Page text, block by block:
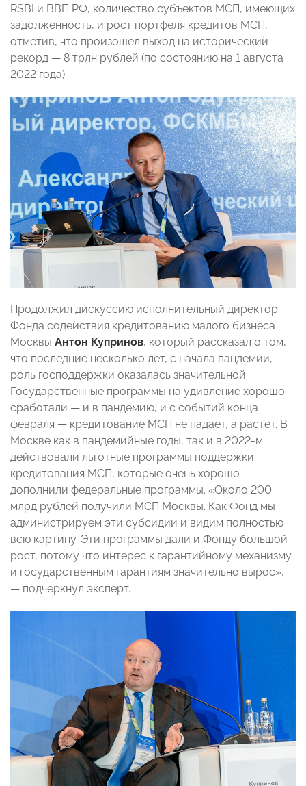
RSBI и ВВП РФ, количество субъектов МСП, имеющих
задолженность, и рост портфеля кредитов МСП,
отметив, что произошел выход на исторический
рекорд — 8 трлн рублей (по состоянию на 1 августа
2022 года).
Продолжил дискуссию исполнительный директор
Фонда содействия кредитованию малого бизнеса
Москвы Антон Купринов, который рассказал о том,
что последние несколько лет, с начала пандемии,
роль господдержки оказалась значительной.
Государственные программы на удивление хорошо
сработали — и в пандемию, и с событий конца
февраля — кредитование МСП не падает, а растет. В
Москве как в пандемийные годы, так и в 2022-м
действовали льготные программы поддержки
кредитования МСП, которые очень хорошо
дополнили федеральные программы. «Около 200
млрд рублей получили МСП Москвы. Как Фонд мы
администрируем эти субсидии и видим полностью
всю картину. Эти программы дали и Фонду большой
рост, потому что интерес к гарантийному механизму
и государственным гарантиям значительно вырос»,
— подчеркнул эксперт.